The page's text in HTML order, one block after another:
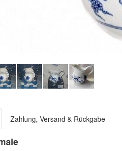
Zahlung, Versand & Rückgabe